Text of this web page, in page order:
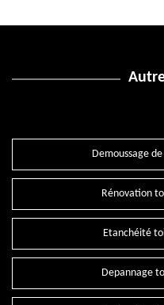
Demoussage
Rénovation
Etanchéité
Depannage